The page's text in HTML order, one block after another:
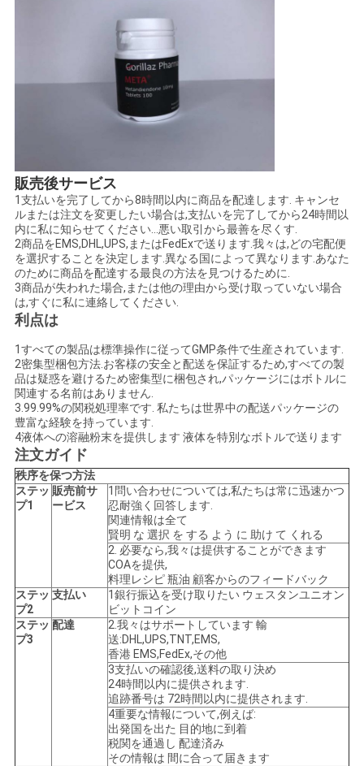
図
POLICY
販売後サービス
1支払いを完了してから8時間以内に商品を配達します. キャンセ
ルまたは注文を変更したい場合は,支払いを完了してから24時間以
内に私に知らせてください...悪い取引から最善を尽くす.
2商品をEMS,DHL,UPS,またはFedExで送ります.我々は,どの宅配便
を選択することを決定します.異なる国によって異なります.あなた
のために商品を配達する最良の方法を見つけるために.
3商品が失われた場合,または他の理由から受け取っていない場合
は,すぐに私に連絡してください.
利点は
1すべての製品は標準操作に従ってGMP条件で生産されています.
2密集型梱包方法.お客様の安全と配送を保証するため,すべての製
品は疑惑を避けるため密集型に梱包され,パッケージにはボトルに
関連する名前はありません.
3.99.99%の関税処理率です. 私たちは世界中の配送パッケージの
豊富な経験を持っています.
4液体への溶融粉末を提供します 液体を特別なボトルで送ります
注文ガイド
秩序を保つ方法
ステッ
プ1
販売前サ
ービス
1問い合わせについては,私たちは常に迅速かつ
忍耐強く回答します.
関連情報は全て
賢明 な 選択 を する よう に 助け て くれる
2. 必要なら,我々は提供することができます
COAを提供,
料理レシピ 瓶油 顧客からのフィードバック
ステッ
プ2
支払い
1銀行振込を受け取りたい ウェスタンユニオン
ビットコイン
ステッ
プ3
配達
2.我々はサポートしています 輸
送:DHL,UPS,TNT,EMS,
香港 EMS,FedEx,その他
3支払いの確認後,送料の取り決め
24時間以内に提供されます.
追跡番号は 72時間以内に提供されます.
4重要な情報について,例えば:
出発国を出た 目的地に到着
税関を通過し 配達済み
その情報は 間に合って届きます